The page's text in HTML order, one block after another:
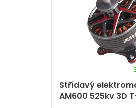
Střídavý
AM600 525kv 3D